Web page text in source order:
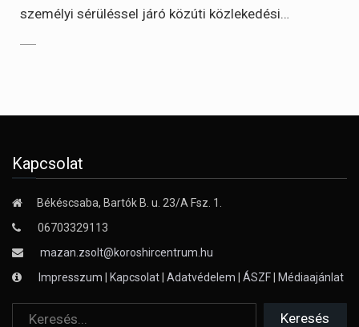
személyi sérüléssel járó közúti közlekedési…
Kapcsolat
Békéscsaba, Bartók B. u. 23/A Fsz. 1.
06703329113
mazan.zsolt@koroshircentrum.hu
Impresszum
Kapcsolat Adatvédelem ÁSZF Médiaajánlat